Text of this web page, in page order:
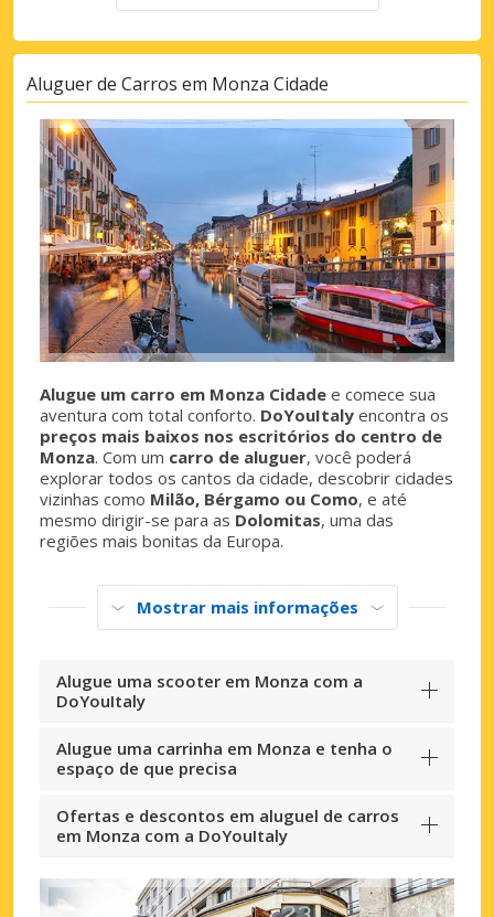
Aluguer de Carros em Monza Cidade
Alugue um carro em Monza Cidade e comece sua
aventura com total conforto. DoYouItaly encontra os
preços mais baixos nos escritórios do centro de
Monza. Com um carro de aluguer, você poderá
explorar todos os cantos da cidade, descobrir cidades
vizinhas como Milão, Bérgamo ou Como, e até
mesmo dirigir-se para as Dolomitas, uma das
regiões mais bonitas da Europa.
Mostrar mais informações
Alugue uma scooter em Monza com a
DoYouItaly
Alugue uma carrinha em Monza e tenha o
espaço de que precisa
Ofertas e descontos em aluguel de carros
em Monza com a DoYouItaly